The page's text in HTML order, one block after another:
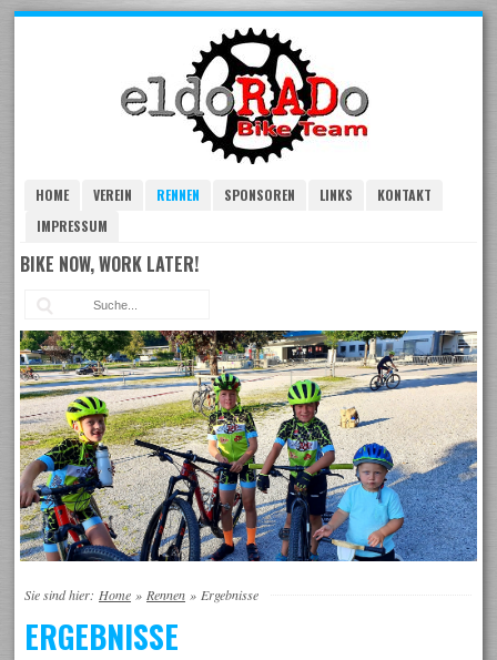
HOME VEREIN RENNEN SPONSOREN LINKS
KONTAKT
IMPRESSUM
BIKE NOW, WORK LATER!
Sie sind hier: Home » Rennen » Ergebnisse
ERGEBNISSE